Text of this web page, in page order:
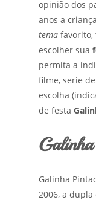
opinião dos
anos a
tema favorito,
escolher sua
permita a
filme, serie
escolha
de festa
Galinha
2006, a